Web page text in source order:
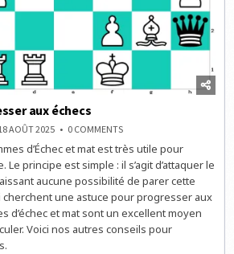
aux échecs
AOÛT 2025 0 COMMENTSON
POUR
PROGRESSER
AUX
ÉCHECS
d’Échec et mat est très utile pour
principe est simple : il s’agit d’attaquer le
aucune possibilité de parer cette
cherchent une astuce pour progresser aux
d’échec et mat sont un excellent moyen
Voici nos autres conseils pour